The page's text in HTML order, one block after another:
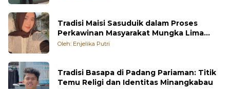
Tradisi Maisi Sasuduik dalam Proses
Perkawinan Masyarakat Mungka Lima
Puluh Kota
Oleh: Enjelika Putri
Tradisi Basapa di Padang Pariaman: Titik
Temu Religi dan Identitas Minangkabau